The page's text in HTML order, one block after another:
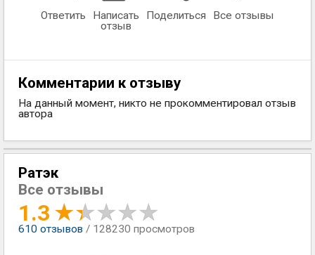
Ответить
Написать
отзыв
Поделиться Все отзывы
Комментарии к отзыву
На данный момент, никто не прокомментировал отзыв
автора
Ратэк
Все отзывы
1.3
610 отзывов / 128230 просмотров